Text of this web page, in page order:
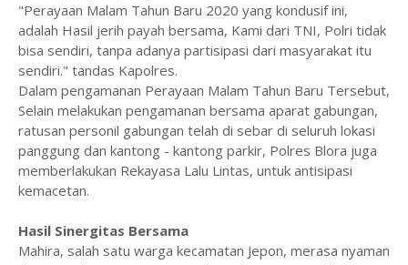
"Perayaan Malam Tahun Baru 2020 yang kondusif ini,
adalah Hasil jerih payah bersama, Kami dari TNI, Polri tidak
bisa sendiri, tanpa adanya partisipasi dari masyarakat itu
sendiri." tandas Kapolres.
Dalam pengamanan Perayaan Malam Tahun Baru Tersebut,
Selain melakukan pengamanan bersama aparat gabungan,
ratusan personil gabungan telah di sebar di seluruh lokasi
panggung dan kantong - kantong parkir, Polres Blora juga
memberlakukan Rekayasa Lalu Lintas, untuk antisipasi
kemacetan.
Hasil Sinergitas Bersama
Mahira, salah satu warga kecamatan Jepon, merasa nyaman